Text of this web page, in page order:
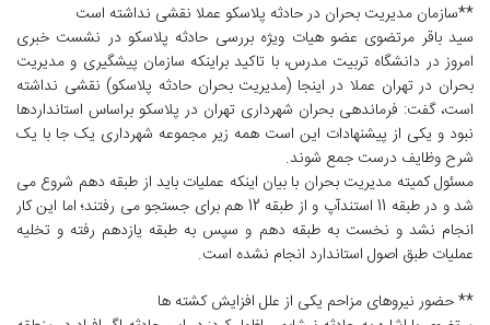
**سازمان مدیریت بحران در حادثه پلاسکو عملا نقشی نداشته است
سید باقر مرتضوی عضو هیات ویژه بررسی حادثه پلاسکو در نشست خبری
امروز در دانشگاه تربیت مدرس، با تاکید براینکه سازمان پیشگیری و مدیریت
بحران در تهران عملا در اینجا (مدیریت بحران حادثه پلاسکو) نقشی نداشته
است، گفت: فرماندهی بحران شهرداری تهران در پلاسکو براساس استانداردها
نبود و یکی از پیشنهادات این است همه زیر مجموعه شهرداری یک جا با یک
شرح وظایف درست جمع شوند.
مسئول کمیته مدیریت بحران با بیان اینکه عملیات باید از طبقه دهم شروع می
شد و در طبقه 11 استندآپ و از طبقه 12 هم برای جستجو می‌ رفتند؛ اما این کار
انجام نشد و نخست به طبقه دهم و سپس به طبقه یازدهم رفته و تخلیه
عملیات طبق اصول استاندارد انجام نشده است.
** حضور نیروهای مزاحم یکی از علل افزایش کشته ها